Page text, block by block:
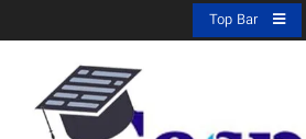
Top Bar